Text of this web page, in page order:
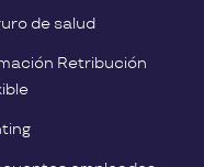
de salud
Retribución